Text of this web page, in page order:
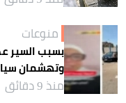
منوعات
بسبب السير
وتهشمان
منذ 9 دقائق